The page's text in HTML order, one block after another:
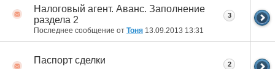
Налоговый агент. Аванс. Заполнение
раздела 2
Последнее сообщение от Тоня 13.09.2013 13:31
3
Паспорт сделки 2